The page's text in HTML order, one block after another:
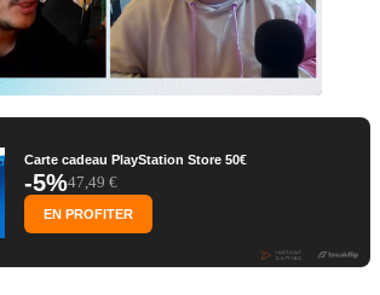
Carte cadeau PlayStation Store 50€
-5%47,49 €
EN PROFITER